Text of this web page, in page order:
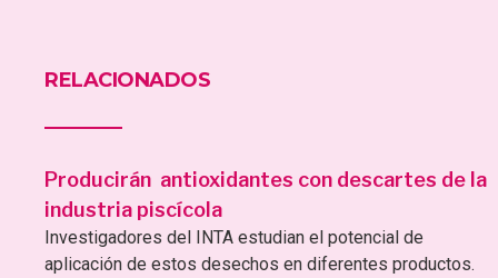
RELACIONADOS
Producirán antioxidantes con descartes de la
industria piscícola
Investigadores del INTA estudian el potencial de
aplicación de estos desechos en diferentes productos.